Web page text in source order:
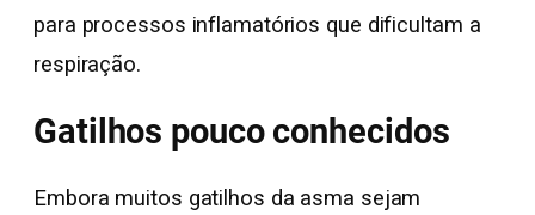
para processos inflamatórios que dificultam a
respiração.
Gatilhos pouco conhecidos
Embora muitos gatilhos da asma sejam